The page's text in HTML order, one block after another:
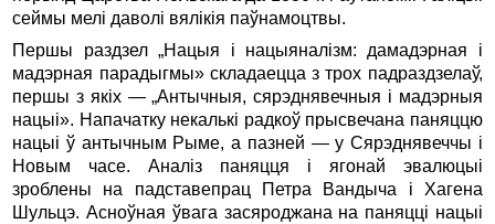
сеймы мелі даволі вялікія паўнамоцтвы.
Першы раздзел „Нацыя i нацыяналізм: дамадэрная i
мадэрная парадыгмы» складаецца з трох падраздзелаў,
першы з якіх — „Антычныя, сярэднявечныя i мадэрныя
нацыі». Напачатку некалькі радкоў прысвечана паняццю
нацыі ў антычным Рыме, a пазней — у Сярэднявеччы i
Новым часе. Аналіз паняцця i ягонай эвалюцыі
зроблены на падставепрац Петра Вандыча i Хагена
Шульцэ. Асноўная ўвага засяроджана на паняцці нацыі